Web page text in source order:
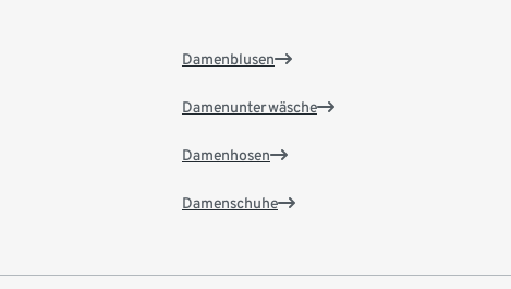
Damenblusen
Damenunterwäsche
Damenhosen
Damenschuhe